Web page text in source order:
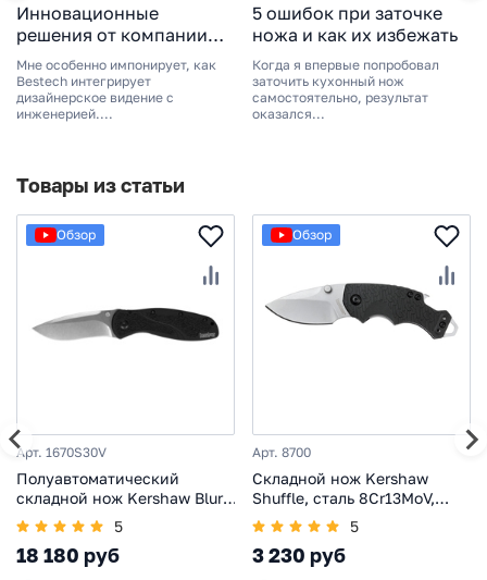
Инновационные
решения от компании
BESTECH KNIVES 2024
Мне особенно импонирует, как
Bestech интегрирует
дизайнерское видение с
инженерией....
5 ошибок при заточке
ножа и как их избежать
Когда я впервые попробовал
заточить кухонный нож
самостоятельно, результат
оказался...
Товары из статьи
Обзор
Арт. 1670S30V
Полуавтоматический
складной нож Kershaw Blur,
сталь S30V, рукоять
алюминий/Trac-Tec
5
18 180 руб
Обзор
Арт. 8700
Складной нож Kershaw
Shuffle, сталь 8Cr13MoV,
рукоять GFN, карманный
EDC нож
5
3 230 руб